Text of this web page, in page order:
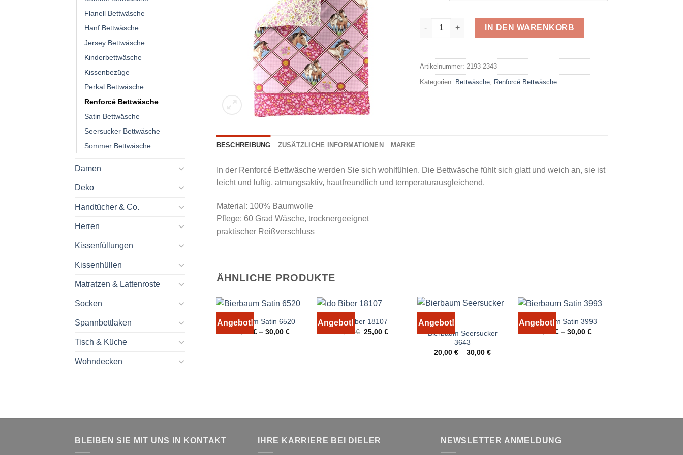
Flanell Bettwäsche
Hanf Bettwäsche
Jersey Bettwäsche
Kinderbettwäsche
Kissenbezüge
Perkal Bettwäsche
Renforcé Bettwäsche
Satin Bettwäsche
Seersucker Bettwäsche
Sommer Bettwäsche
Damen
Deko
Handtücher & Co.
Herren
Kissenfüllungen
Kissenhüllen
Matratzen & Lattenroste
Socken
Spannbettlaken
Tisch & Küche
Wohndecken
Bierbaum Renforcé 2343 Menge
IN DEN WARENKORB
Artikelnummer: 2193-2343
Kategorien: Bettwäsche Renforcé Bettwäsche
BESCHREIBUNG ZUSÄTZLICHE INFORMATIONEN MARKE
In der Renforcé Bettwäsche werden Sie sich wohlfühlen. Die Bettwäsche fühlt sich glatt und weich an, sie ist
leicht und luftig, atmungsaktiv, hautfreundlich und temperaturausgleichend.
Material: 100% Baumwolle
Pflege: 60 Grad Wäsche, trocknergeeignet
praktischer Reißverschluss
ÄHNLICHE PRODUKTE
Angebot!
Bierbaum Satin 6520
€ –30,00€
Angebot!Ido Biber 18107
39,99€ Ursprünglicher
25,00€Aktueller
Angebot!
Bierbaum Seersucker
3643
20,00€ –30,00€
Angebot!
Bierbaum Satin 3993
€ –30,00€
BLEIBEN SIE MIT UNS IN KONTAKT IHRE KARRIERE BEI DIELER NEWSLETTER ANMELDUNG